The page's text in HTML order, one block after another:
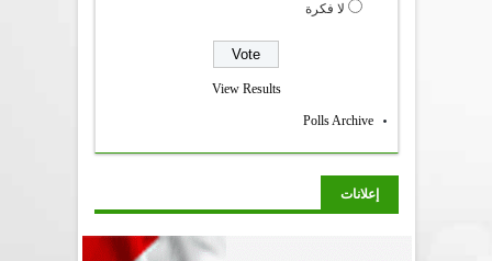
لا فكرة
View Results
Polls Archive
إعلانات